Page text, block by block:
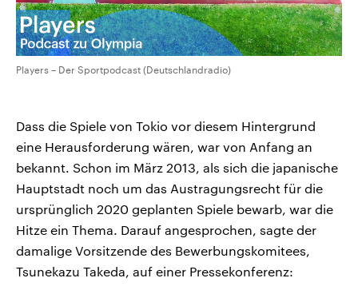
Players – Der Sportpodcast (Deutschlandradio)
Dass die Spiele von Tokio vor diesem Hintergrund
eine Herausforderung wären, war von Anfang an
bekannt. Schon im März 2013, als sich die japanische
Hauptstadt noch um das Austragungsrecht für die
ursprünglich 2020 geplanten Spiele bewarb, war die
Hitze ein Thema. Darauf angesprochen, sagte der
damalige Vorsitzende des Bewerbungskomitees,
Tsunekazu Takeda, auf einer Pressekonferenz: